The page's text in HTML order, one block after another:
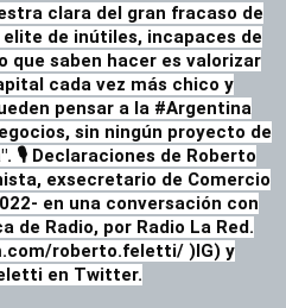
clara del gran fracaso de
de inútiles, incapaces de
que saben hacer es valorizar
cada vez más chico y
pensar a la #Argentina
sin ningún proyecto de
🎙️ Declaraciones de Roberto
exsecretario de Comercio
en una conversación con
de Radio, por Radio La Red.
roberto.feletti/ )IG) y
en Twitter.